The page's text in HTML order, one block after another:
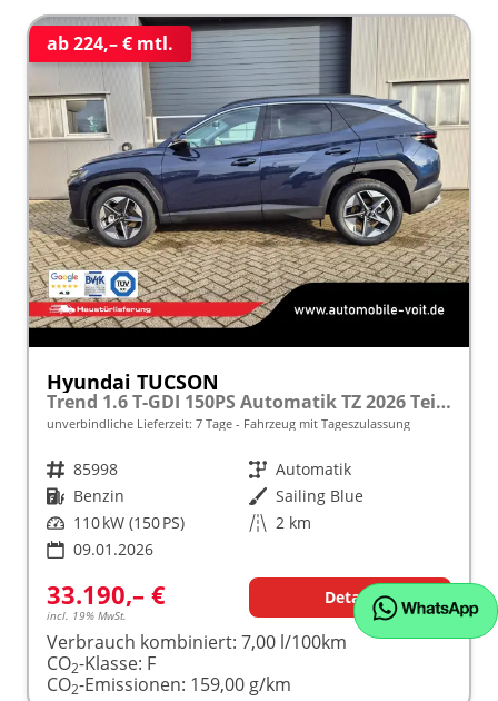
ab 224,– € mtl.
Hyundai TUCSON
Trend 1.6 T-GDI 150PS Automatik TZ 2026 Teil-Leder Sitzheizung v+h Lenkradheizung Klimaautomatik Navi Touchscreen DAB+ Apple CarPlay + Android Auto PDC Rückf.-Kamera Matrix-LED-Scheinw.
unverbindliche Lieferzeit: 7 Tage Fahrzeug mit Tageszulassung
Fahrzeugnr. 85998 Getriebe Automatik
Kraftstoff Benzin Außenfarbe Sailing Blue
Leistung 110 kW (150 PS) Kilometerstand 2 km
09.01.2026
33.190,– €
incl. 19% MwSt.
Details
Verbrauch kombiniert: 7,00 l/100km
CO2-Klasse: F
CO2-Emissionen: 159,00 g/km